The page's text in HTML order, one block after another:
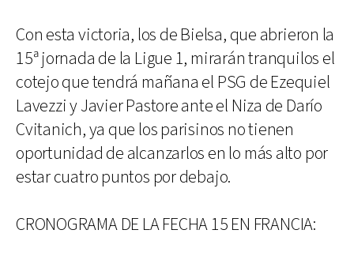
Con esta victoria, los de Bielsa, que abrieron la
15ª jornada de la Ligue 1, mirarán tranquilos el
cotejo que tendrá mañana el PSG de Ezequiel
Lavezzi y Javier Pastore ante el Niza de Darío
Cvitanich, ya que los parisinos no tienen
oportunidad de alcanzarlos en lo más alto por
estar cuatro puntos por debajo.
CRONOGRAMA DE LA FECHA 15 EN FRANCIA: